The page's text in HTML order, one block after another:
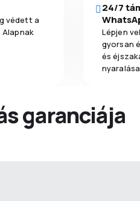
védett a
24/7
Lépjen
gyorsan
és
garanciája